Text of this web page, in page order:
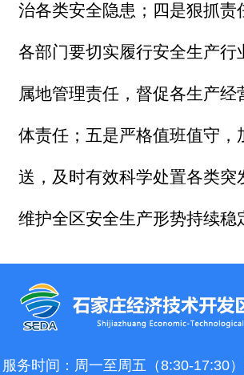
治各类安全隐患；四是狠抓责
各部门要切实履行安全生产行
属地管理责任，督促各生产经
体责任；五是严格值班值守，
送，及时有效科学处置各类突
维护全区安全生产形势持续稳